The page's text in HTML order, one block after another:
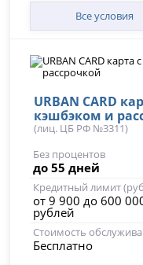
Все условия
URBAN CARD
кэшбэком и
(лиц. ЦБ РФ №3311)
Без процентов
до 55 дней
Кредитный лимит
от 9 900 до 600
рублей
Стоимость
Бесплатно